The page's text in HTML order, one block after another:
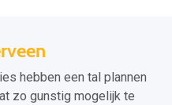
hebben een tal plannen
zo gunstig mogelijk te